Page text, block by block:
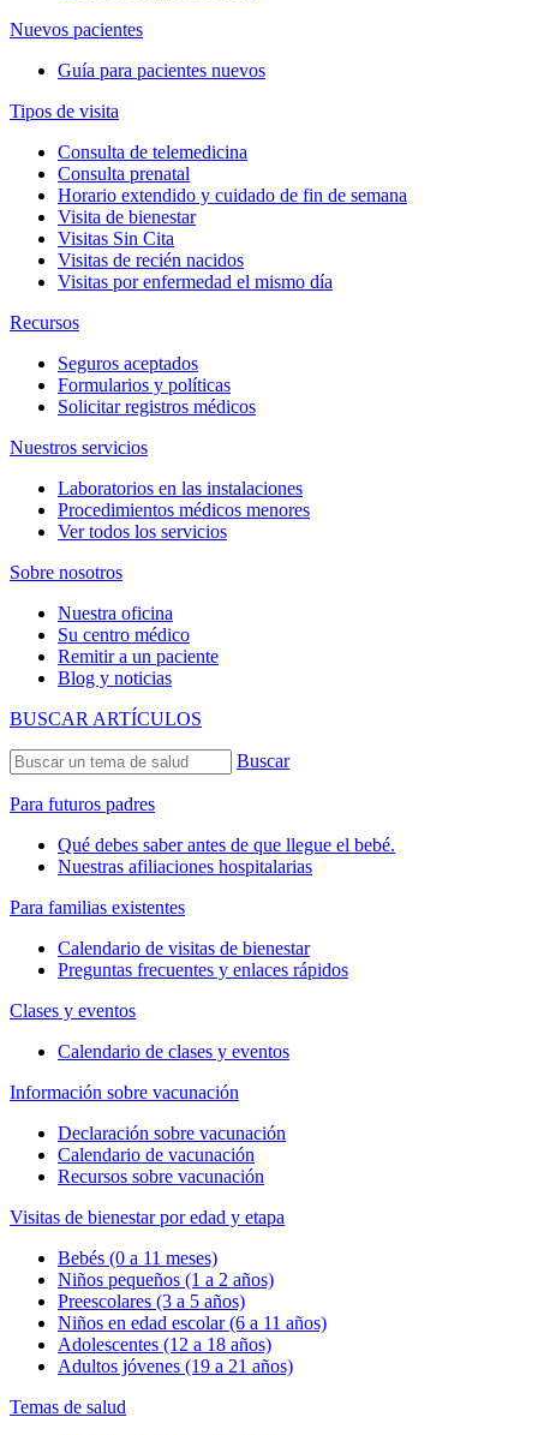
Nuevos pacientes
Guía para pacientes nuevos
Tipos de visita
Consulta de telemedicina
Consulta prenatal
Horario extendido y cuidado de fin de semana
Visita de bienestar
Visitas Sin Cita
Visitas de recién nacidos
Visitas por enfermedad el mismo día
Recursos
Seguros aceptados
Formularios y políticas
Solicitar registros médicos
Nuestros servicios
Laboratorios en las instalaciones
Procedimientos médicos menores
Ver todos los servicios
Sobre nosotros
Nuestra oficina
Su centro médico
Remitir a un paciente
Blog y noticias
BUSCAR ARTÍCULOS
Buscar
Para futuros padres
Qué debes saber antes de que llegue el bebé.
Nuestras afiliaciones hospitalarias
Para familias existentes
Calendario de visitas de bienestar
Preguntas frecuentes y enlaces rápidos
Clases y eventos
Calendario de clases y eventos
Información sobre vacunación
Declaración sobre vacunación
Calendario de vacunación
Recursos sobre vacunación
Visitas de bienestar por edad y etapa
Bebés (0 a 11 meses)
Niños pequeños (1 a 2 años)
Preescolares (3 a 5 años)
Niños en edad escolar (6 a 11 años)
Adolescentes (12 a 18 años)
Adultos jóvenes (19 a 21 años)
Temas de salud